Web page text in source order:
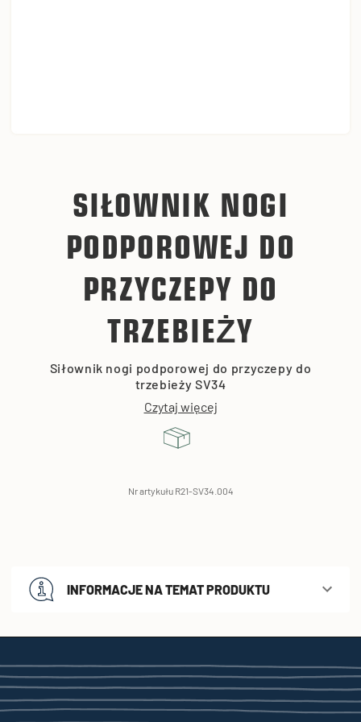
SIŁOWNIK NOGI
PODPOROWEJ DO
PRZYCZEPY DO
TRZEBIEŻY
Siłownik nogi podporowej do przyczepy do
trzebieży SV34
Czytaj więcej
Nr artykułu R21-SV34.004
INFORMACJE NA TEMAT PRODUKTU